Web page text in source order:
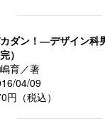
ダン！―デザイン
完）
育／著
04/09
円（税込）